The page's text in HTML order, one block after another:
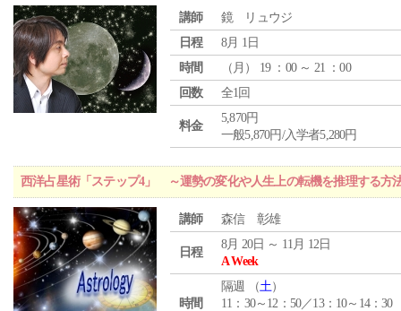
講師
鏡 リュウジ
日程
8月 1日
時間
（ 月 ） 19 ：00 ～ 21 ：00
回数
全1回
料金
5,870円
一般5,870円/入学者5,280円
西洋占星術「ステップ4」 ～運勢の変化や人生上の転機を推理する方
講師 森信 彰雄
日程
8月 20日 ～ 11月 12日
A Week
時間
隔週 （土）
11：30～12：50／13：10～14：30